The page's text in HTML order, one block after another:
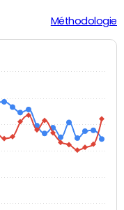
Méthodologie